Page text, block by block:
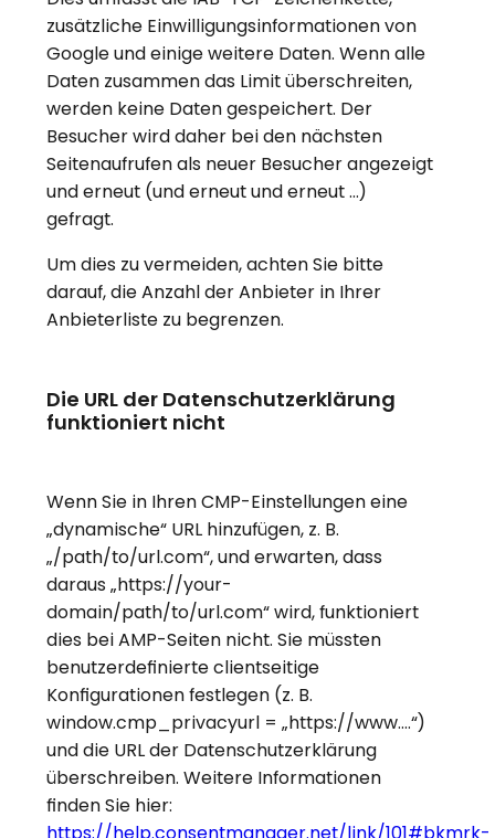
zusätzliche Einwilligungsinformationen von
Google und einige weitere Daten. Wenn alle
Daten zusammen das Limit überschreiten,
werden keine Daten gespeichert. Der
Besucher wird daher bei den nächsten
Seitenaufrufen als neuer Besucher angezeigt
und erneut (und erneut und erneut …)
gefragt.
Um dies zu vermeiden, achten Sie bitte
darauf, die Anzahl der Anbieter in Ihrer
Anbieterliste zu begrenzen.
Die URL der Datenschutzerklärung
funktioniert nicht
Wenn Sie in Ihren CMP-Einstellungen eine
„dynamische“ URL hinzufügen, z. B.
„/path/to/url.com“, und erwarten, dass
daraus „https://your-
domain/path/to/url.com“ wird, funktioniert
dies bei AMP-Seiten nicht. Sie müssten
benutzerdefinierte clientseitige
Konfigurationen festlegen (z. B.
window.cmp_privacyurl = „https://www….“)
und die URL der Datenschutzerklärung
überschreiben. Weitere Informationen
finden Sie hier: